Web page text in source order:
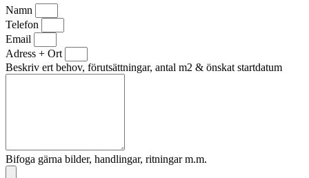
Namn
Telefon
Email
Adress + Ort
Beskriv ert behov, förutsättningar, antal m2 & önskat startdatum
Bifoga gärna bilder, handlingar, ritningar m.m.